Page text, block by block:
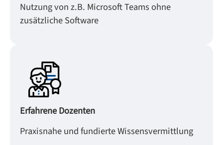
Nutzung von z.B. Microsoft Teams ohne
zusätzliche Software
Erfahrene Dozenten
Praxisnahe und fundierte Wissensvermittlung